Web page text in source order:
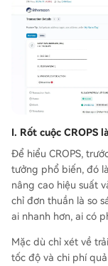
I. Rốt cuộc CROPS
Để hiểu CROPS,
tưởng phổ biến, đó
nâng cao hiệu suất
chỉ đơn thuần là so
ai nhanh hơn, ai có
Mặc dù chỉ xét về
tốc độ và chi phí